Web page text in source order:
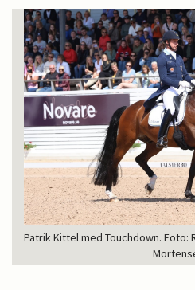
Patrik Kittel med Touchdown. Foto: